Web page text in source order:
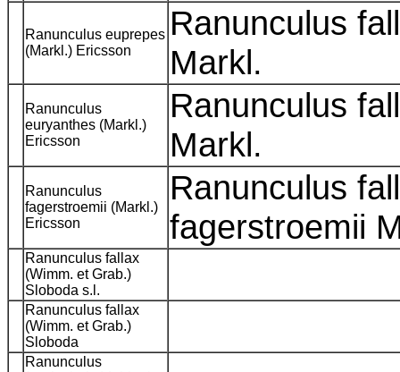
Ranunculus euprepes
(Markl.) Ericsson
Ranunculus
Markl.
Ranunculus
euryanthes (Markl.)
Ericsson
Ranunculus
Markl.
Ranunculus
fagerstroemii (Markl.)
Ericsson
Ranunculus
fagerstroemii
Ranunculus fallax
(Wimm. et Grab.)
Sloboda s.l.
Ranunculus fallax
(Wimm. et Grab.)
Sloboda
Ranunculus